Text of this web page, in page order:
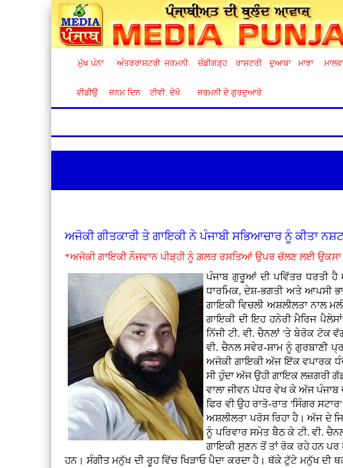
ਮੁੱਖ ਪੰਨਾ ਅੰਤਰਰਾਸ਼ਟਰੀ ਜਰਮਨੀ ਚੰਡੀਗੜ੍ਹ ਰਾਸ਼ਟਰੀ ਦੁਆਬਾ ਮਾਝਾ
ਵੀਡੀਉ ਜਨਮ ਦਿਨ ਟੀਵੀ. ਦੇਖੋ ਜਰਮਨੀ ਦੇ ਗੁਰਦੁਆਰੇ
ਅਜੋਕੀ ਗੀਤਕਾਰੀ ਤੇ ਗਾਇਕੀ ਨੇ ਪੰਜਾਬੀ ਸਭਿਆਚਾਰ ਨੂੰ ਕੀਤਾ
*ਅਜੋਕੀ ਗਾਇਕੀ ਨੌਜਵਾਨ ਪੀੜ੍ਹੀ ਨੂੰ ਗ਼ਲਤ ਰਸਤਿਆਂ ਉਪਰ ਚੱਲਣ ਲਈ ਉਕਸਾ
ਪੰਜਾਬ ਗੁਰੂਆਂ ਦੀ ਪਵਿੱਤਰ ਧਰਤੀ
ਧਾਰਮਿਕ, ਦੇਸ਼-ਭਗਤੀ ਅਤੇ ਆਪਸੀ
ਗਾਇਕੀ ਵਿਚਲੀ ਅਸ਼ਲੀਲਤਾ ਨਾਲ
ਗਾਇਕੀ ਦੀ ਇਹ ਹਨੇਰੀ ਮੈਰਿਜ
ਨਿੱਜੀ ਟੀ. ਵੀ. ਚੈਨਲਾਂ 'ਤੇ ਬੇਰੋਕ ਟੋਕ
ਵੀ. ਚੈਨਲ ਸਵੇਰ-ਸ਼ਾਮ ਨੂੰ ਗੁਰਬਾਣੀ
ਅਜੋਕੀ ਗਾਇਕੀ ਅੱਜ ਇੱਕ ਵਪਾਰਕ
ਸੀ ਹੁੰਦਾ ਅੱਜ ਉਹੀ ਗਾਇਕ ਲਜ਼ਗਰੀ
ਵਾਲਾ ਜੀਵਨ ਪੱਧਰ ਵੇਖ ਕੇ ਅੱਜ ਪੰਜਾਬ
ਫਿਰ ਵੀ ਉਹ ਰਾਤੋ-ਰਾਤ 'ਸਿੰਗਰ
ਅਸ਼ਲੀਲਤਾ ਪਰੋਸ ਰਿਹਾ ਹੈ। ਅੱਜ ਦੇ
ਨੂੰ ਪਰਿਵਾਰ ਸਮੇਤ ਬੈਠ ਕੇ ਟੀ. ਵੀ.
ਗਾਇਕੀ ਸੁਣਨ ਤੋਂ ਤਾਂ ਰੋਕ ਰਹੇ ਹਨ
ਹਨ। ਸੰਗੀਤ ਮਨੁੱਖ ਦੀ ਰੂਹ ਵਿੱਚ ਖਿੜਾਓ ਪੈਦਾ ਕਰਦਾ ਹੈ। ਥੱਕੇ ਟੁੱਟੇ ਮਨੁੱਖ ਦੀ